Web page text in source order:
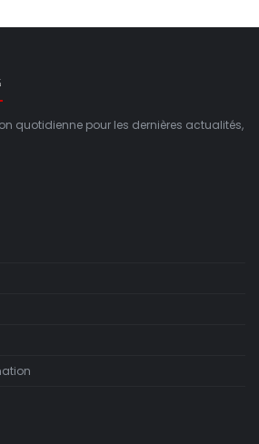
quotidienne pour les dernières actualités,